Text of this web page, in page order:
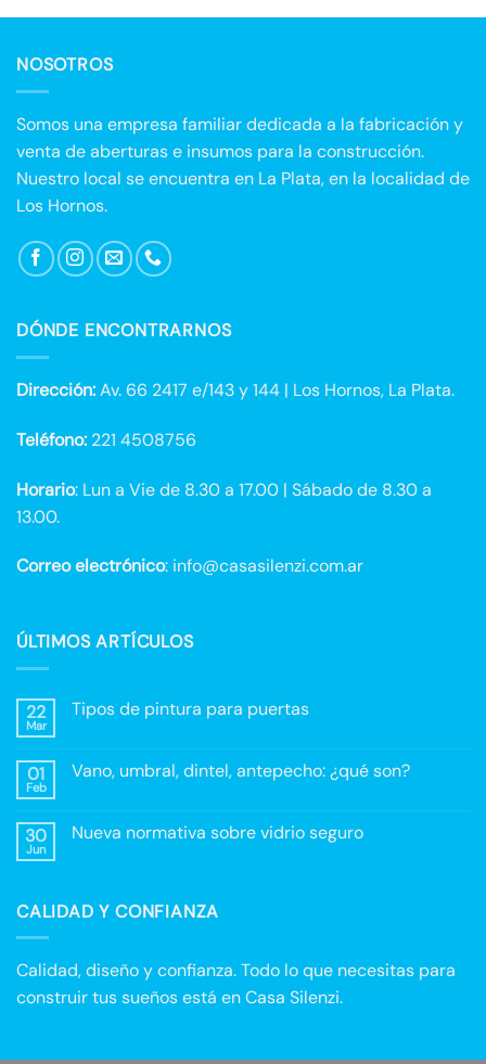
NOSOTROS
Somos una empresa familiar dedicada a la fabricación y
venta de aberturas e insumos para la construcción.
Nuestro local se encuentra en La Plata, en la localidad de
Los Hornos.
DÓNDE ENCONTRARNOS
Dirección:Av. 66 2417 e/143 y 144 | Los Hornos, La Plata.
Teléfono: 221 4508756
Horario: Lun a Vie de 8.30 a 17.00 | Sábado de 8.30 a
13.00.
Correo electrónico: info@casasilenzi.com.ar
ÚLTIMOS ARTÍCULOS
22
Mar
Tipos de pintura para puertas
en
para
puertas
01
Feb
Vano, umbral, dintel, antepecho: ¿qué son?
en
¿qué
son?
30
Jun
Nueva normativa sobre vidrio seguro
Nueva
normativa
seguro
CALIDAD Y CONFIANZA
Calidad, diseño y confianza. Todo lo que necesitas para
construir tus sueños está en Casa Silenzi.